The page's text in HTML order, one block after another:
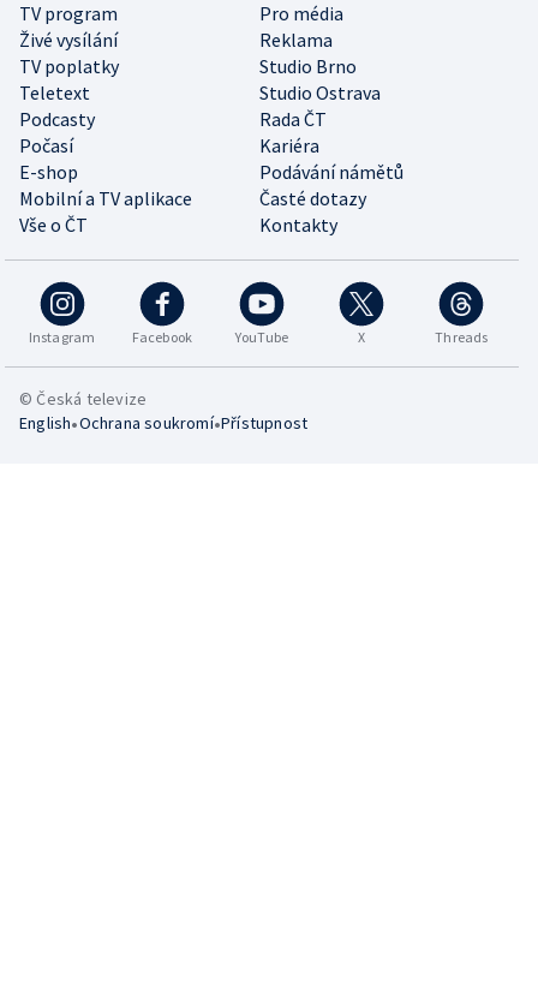
TV program
Pro média
Živé vysílání
Reklama
TV poplatky
Studio Brno
Teletext
Studio Ostrava
Podcasty
Rada ČT
Počasí
Kariéra
E-shop
Podávání námětů
Mobilní a TV aplikace
Časté dotazy
Vše o ČT
Kontakty
Instagram Facebook YouTube X Threads
© Česká televize
English•Ochrana soukromí•Přístupnost